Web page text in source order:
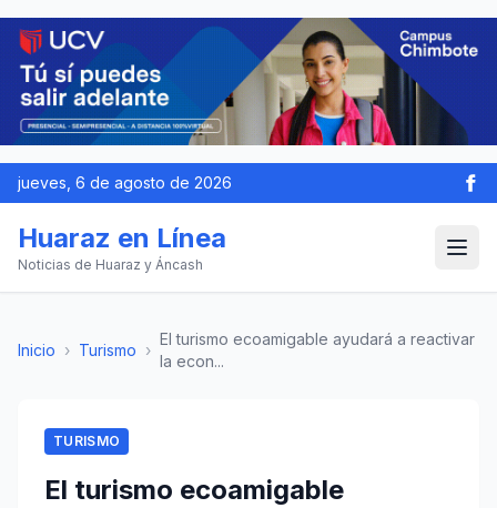
jueves, 6 de agosto de 2026
Huaraz en Línea
Noticias de Huaraz y Áncash
Inicio › Turismo ›
El turismo ecoamigable ayudará a reactivar
la econ...
TURISMO
El turismo ecoamigable